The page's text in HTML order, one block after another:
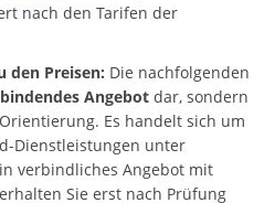
nach den Tarifen der
Preisen: Die nachfolgenden
Angebot dar, sondern
Es handelt sich um
Dienstleistungen unter
verbindliches Angebot mit
Sie erst nach Prüfung